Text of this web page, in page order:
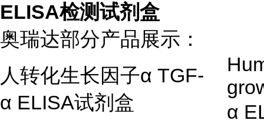
ELISA检测试剂盒
奥瑞达部分产品展示：
人转化生长因子α TGF-
α ELISA试剂盒
α